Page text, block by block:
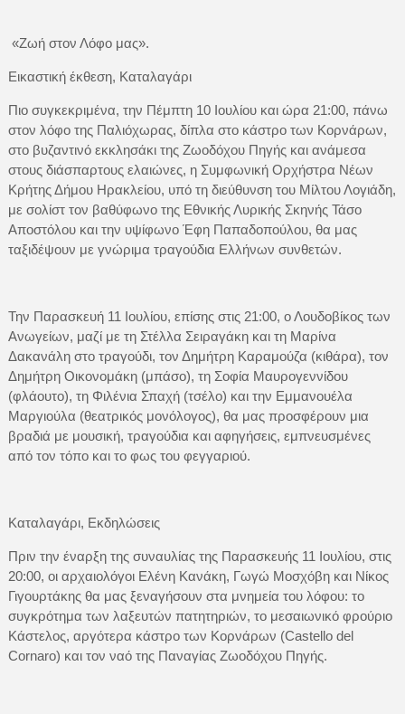
«Ζωή στον Λόφο μας».
Εικαστική έκθεση, Καταλαγάρι
Πιο συγκεκριμένα, την Πέμπτη 10 Ιουλίου και ώρα 21:00, πάνω
στον λόφο της Παλιόχωρας, δίπλα στο κάστρο των Κορνάρων,
στο βυζαντινό εκκλησάκι της Ζωοδόχου Πηγής και ανάμεσα
στους διάσπαρτους ελαιώνες, η Συμφωνική Ορχήστρα Νέων
Κρήτης Δήμου Ηρακλείου, υπό τη διεύθυνση του Μίλτου Λογιάδη,
με σολίστ τον βαθύφωνο της Εθνικής Λυρικής Σκηνής Τάσο
Αποστόλου και την υψίφωνο Έφη Παπαδοπούλου, θα μας
ταξιδέψουν με γνώριμα τραγούδια Ελλήνων συνθετών.
Την Παρασκευή 11 Ιουλίου, επίσης στις 21:00, ο Λουδοβίκος των
Ανωγείων, μαζί με τη Στέλλα Σειραγάκη και τη Μαρίνα
Δακανάλη στο τραγούδι, τον Δημήτρη Καραμούζα (κιθάρα), τον
Δημήτρη Οικονομάκη (μπάσο), τη Σοφία Μαυρογεννίδου
(φλάουτο), τη Φιλένια Σπαχή (τσέλο) και την Εμμανουέλα
Μαργιούλα (θεατρικός μονόλογος), θα μας προσφέρουν μια
βραδιά με μουσική, τραγούδια και αφηγήσεις, εμπνευσμένες
από τον τόπο και το φως του φεγγαριού.
Καταλαγάρι, Εκδηλώσεις
Πριν την έναρξη της συναυλίας της Παρασκευής 11 Ιουλίου, στις
20:00, οι αρχαιολόγοι Ελένη Κανάκη, Γωγώ Μοσχόβη και Νίκος
Γιγουρτάκης θα μας ξεναγήσουν στα μνημεία του λόφου: το
συγκρότημα των λαξευτών πατητηριών, το μεσαιωνικό φρούριο
Κάστελος, αργότερα κάστρο των Κορνάρων (Castello del
Cornaro) και τον ναό της Παναγίας Ζωοδόχου Πηγής.